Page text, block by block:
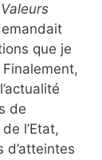
Valeurs
que je
de
l’Etat,